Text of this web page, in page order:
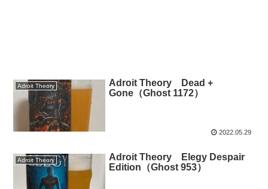
Adroit Theory
Adroit Theory Dead +
Gone（Ghost 1172）
2022.05.29
Adroit Theory
Adroit Theory Elegy Despair
Edition（Ghost 953）